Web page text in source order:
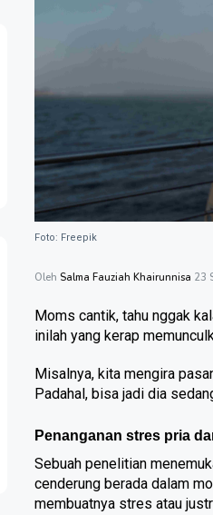
Foto: Freepik
Oleh Salma Fauziah Khairunnisa 23
Moms cantik, tahu nggak
inilah yang kerap
Misalnya, kita mengira
Padahal, bisa jadi dia
Penanganan stres pria
Sebuah penelitian
cenderung berada dalam
membuatnya stres atau